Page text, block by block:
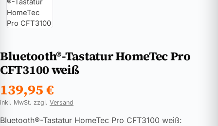
Bluetooth®-Tastatur HomeTec Pro
CFT3100 weiß
139,95€
inkl. MwSt. zzgl. Versand
Bluetooth®-Tastatur HomeTec Pro CFT3100 weiß: